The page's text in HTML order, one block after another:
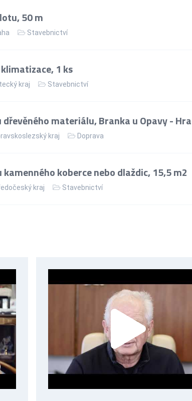
50 m
Stavebnictví
1 ks
kraj Stavebnictví
materiálu, Branka u Opavy -
kraj Doprava
koberce nebo dlaždic, 15,5 m2
kraj Stavebnictví